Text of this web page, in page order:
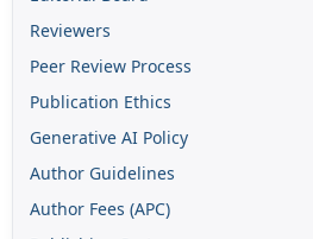
Reviewers
Peer Review Process
Publication Ethics
Generative AI Policy
Author Guidelines
Author Fees (APC)